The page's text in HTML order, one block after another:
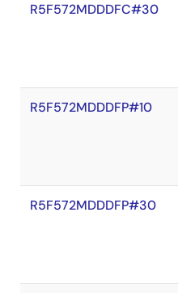
R5F572MDDDFC#30
R5F572MDDDFP#10
R5F572MDDDFP#30